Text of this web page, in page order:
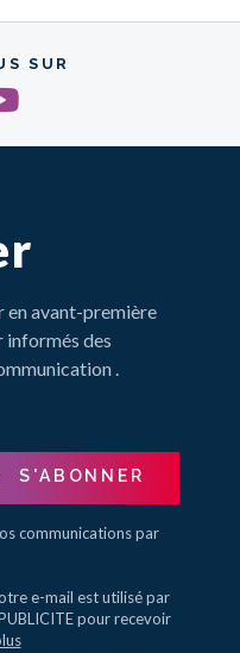
SUR
avant-première
informés des
.
S'ABONNER
communications par
e-mail est utilisé par
pour recevoir